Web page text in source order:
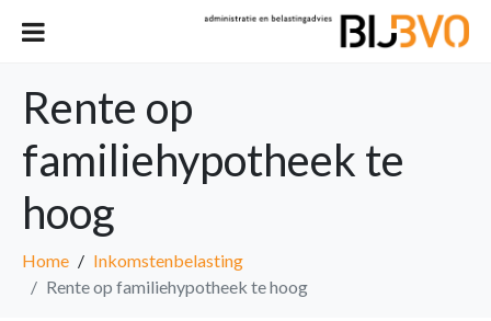
Rente op
familiehypotheek te
hoog
Home
Inkomstenbelasting
Rente op familiehypotheek te hoog